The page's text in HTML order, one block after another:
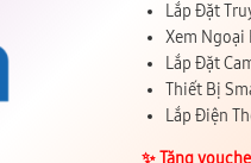
Lắp Đặt
Xem Ngoại
Lắp Đặt
Thiết Bị
Lắp Điện
✨️ Tặng